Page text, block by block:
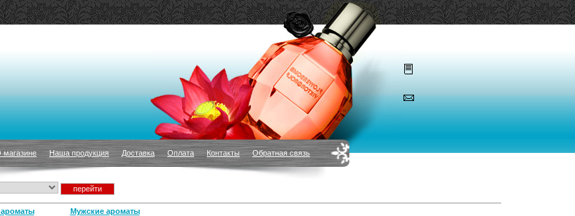
магазине Наша продукция Доставка Оплата Контакты Обратная связь
Мужские ароматы